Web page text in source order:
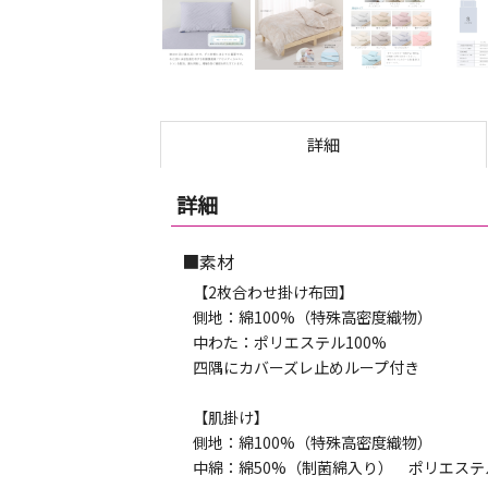
詳細
詳細
■素材
【2枚合わせ掛け布団】
側地：綿100%（特殊高密度織物）
中わた：ポリエステル100%
四隅にカバーズレ止めループ付き
【肌掛け】
側地：綿100%（特殊高密度織物）
中綿：綿50%（制菌綿入り） ポリエステ